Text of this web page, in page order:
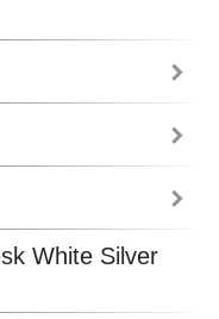
White Silver